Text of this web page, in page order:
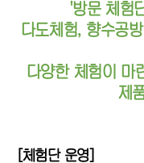
'방문 체험
다도체험, 향수공
다양한 체험이 마
제
[체험단 운영]